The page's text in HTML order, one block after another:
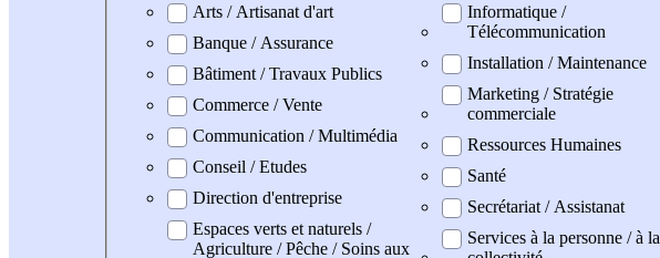
Arts / Artisanat d'art
Banque / Assurance
Bâtiment / Travaux Publics
Commerce / Vente
Communication / Multimédia
Conseil / Etudes
Direction d'entreprise
Espaces verts et naturels /
Agriculture / Pêche / Soins aux
Informatique /
Télécommunication
Installation / Maintenance
Marketing / Stratégie
commerciale
Ressources Humaines
Santé
Secrétariat / Assistanat
Services à la personne / à la